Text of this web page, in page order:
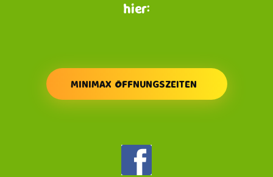
hier:
MINIMAX ÖFFNUNGSZEITEN